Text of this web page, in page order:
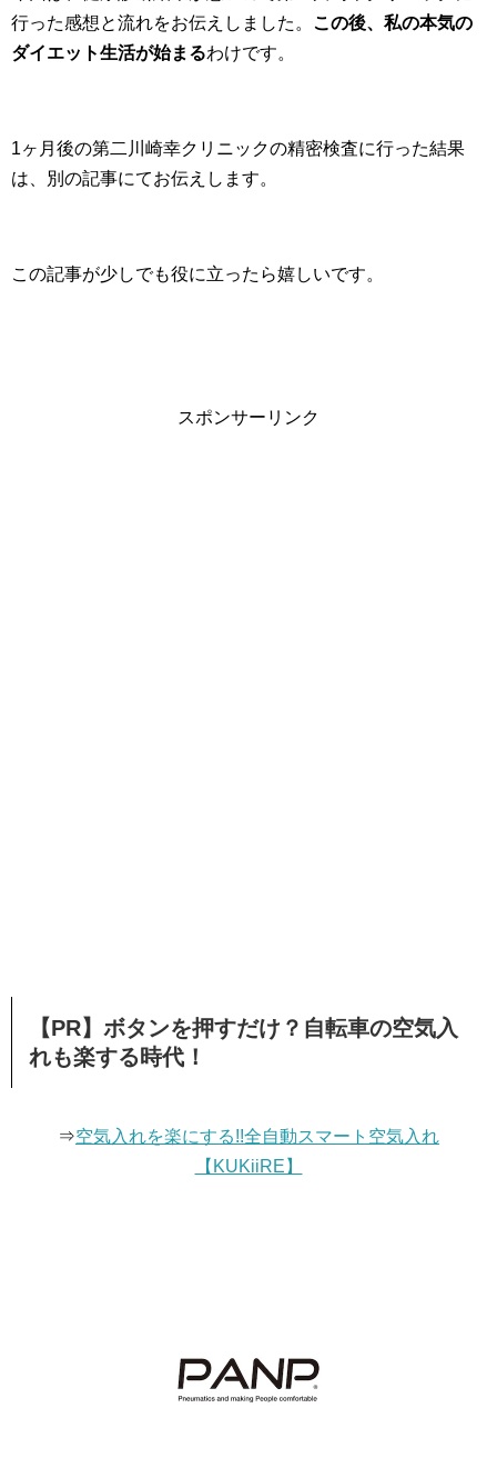
行った感想と流れをお伝えしました。 この後、私の本気の
ダイエット生活が始まるわけです。
1ヶ月後の第二川崎幸クリニックの精密検査に行った結果
は、別の記事にてお伝えします。
この記事が少しでも役に立ったら嬉しいです。
スポンサーリンク
【PR】ボタンを押すだけ？自転車の空気入
れも楽する時代！
⇒空気入れを楽にする!!全自動スマート空気入れ
【KUKiiRE】